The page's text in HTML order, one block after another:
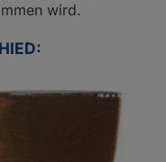
wird.